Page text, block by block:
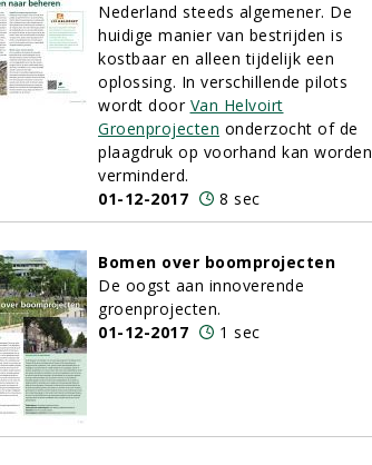
Nederland steeds algemener. De
huidige manier van bestrijden is
kostbaar en alleen tijdelijk een
oplossing. In verschillende pilots
wordt door Van Helvoirt
Groenprojecten onderzocht of de
plaagdruk op voorhand kan worden
verminderd.
01-12-2017
8 sec
Bomen over boomprojecten
De oogst aan innoverende
groenprojecten.
01-12-2017
1 sec